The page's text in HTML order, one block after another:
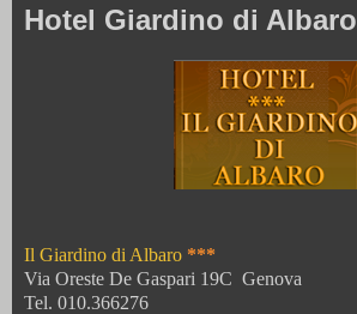
Hotel Giardino di Albaro
Il Giardino di Albaro ***
Via Oreste De Gaspari 19C Genova
Tel. 010.366276